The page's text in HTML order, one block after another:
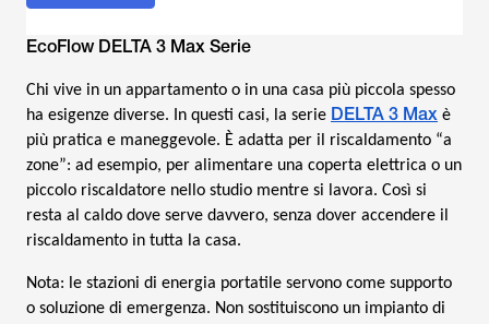
EcoFlow DELTA 3 Max Serie
Chi vive in un appartamento o in una casa più piccola spesso
ha esigenze diverse. In questi casi, la serie DELTA 3 Max è
più pratica e maneggevole. È adatta per il riscaldamento “a
zone”: ad esempio, per alimentare una coperta elettrica o un
piccolo riscaldatore nello studio mentre si lavora. Così si
resta al caldo dove serve davvero, senza dover accendere il
riscaldamento in tutta la casa.
Nota: le stazioni di energia portatile servono come supporto
o soluzione di emergenza. Non sostituiscono un impianto di